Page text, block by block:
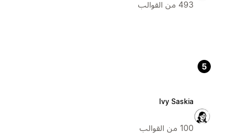
493 من القوالب
5
Ivy Saskia
100 من القوالب